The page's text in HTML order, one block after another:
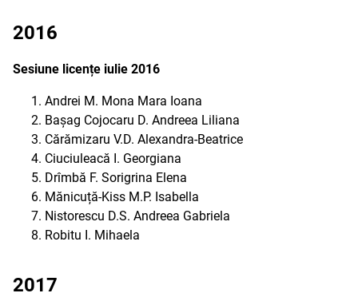
2016
Sesiune licențe iulie 2016
Andrei M. Mona Mara Ioana
Bașag Cojocaru D. Andreea Liliana
Cărămizaru V.D. Alexandra-Beatrice
Ciuciuleacă I. Georgiana
Drîmbă F. Sorigrina Elena
Mănicuță-Kiss M.P. Isabella
Nistorescu D.S. Andreea Gabriela
Robitu I. Mihaela
2017